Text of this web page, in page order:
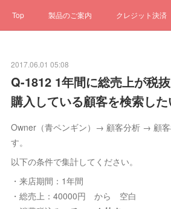
Top 製品のご案内 クレジット決済
ステータス お問合せ
2017.06.01 05:08
Q-1812 1年間に総売上が税
購入している顧客を検索し
Owner（青ペンギン）→ 顧客分析 → 顧客
す。
以下の条件で集計してください。
・来店期間：1年間
・総売上：40000円 から 空白